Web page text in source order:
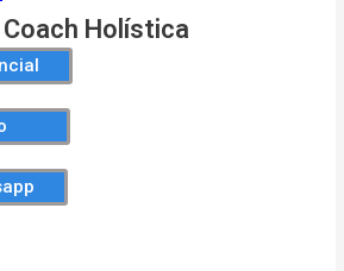
Holística